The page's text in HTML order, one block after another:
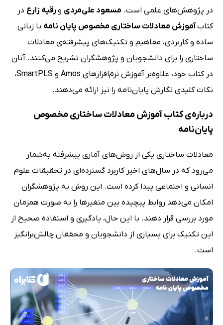
در پژوهش‌های علمی است. مسعود علی‌مردی و رقیه زارع در
کتابآموزش معادلات ساختاری مخصوص پایان نامه با زبانی
ساده و کاربردی، مفاهیم و تکنیک‌های پیشرفته‌ی معادلات
ساختاری را برای دانشجویان و پژوهشگران تشریح می‌کنند. آنان
در کتاب خود، علاوه‌بر آموزش نرم‌افزارهای Amos و SmartPLS،
نکات کلیدی نگارش پایان‌نامه را نیز ارائه می‌دهند.
درباره‌ی کتاب آموزش معادلات ساختاری مخصوص
پایان‌نامه
معادلات ساختاری یکی از روش‌های آماری پیشرفته به‌شمار
می‌رود که در سال‌های اخیر کاربرد گسترده‌ای در تحقیقات علوم
انسانی و اجتماعی پیدا کرده است. این روش به پژوهشگران
امکان می‌دهد روابط پیچیده بین متغیرها را به صورت همزمان
مورد بررسی قرار دهند. با این حال، یادگیری و استفاده صحیح از
این تکنیک برای بسیاری از دانشجویان و محققان چالش‌برانگیز
است.